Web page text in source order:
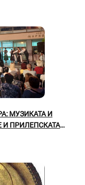
МУЗИКАТА И
И ПРИЛЕПСКАТА